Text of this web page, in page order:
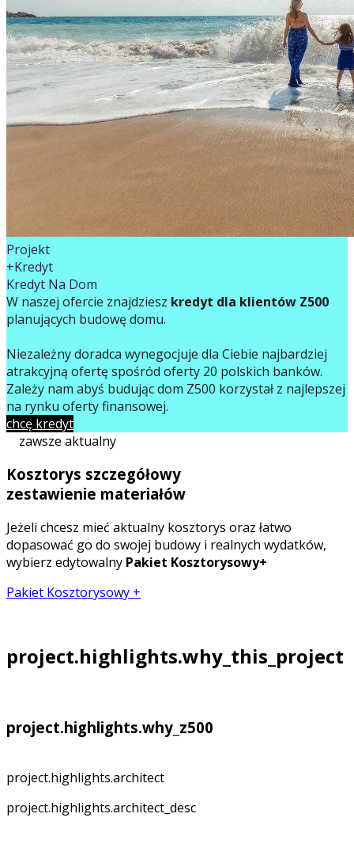
Projekt
+Kredyt
Kredyt Na Dom
W naszej ofercie znajdziesz kredyt dla klientów Z500
planujących budowę domu.
Niezależny doradca wynegocjuje dla Ciebie najbardziej
atrakcyjną ofertę spośród oferty 20 polskich banków.
Zależy nam abyś budując dom Z500 korzystał z najlepszej
na rynku oferty finansowej.
chcę kredyt
zawsze aktualny
Kosztorys szczegółowy
zestawienie materiałów
Jeżeli chcesz mieć aktualny kosztorys oraz łatwo
dopasować go do swojej budowy i realnych wydatków,
wybierz edytowalny Pakiet Kosztorysowy+
Pakiet Kosztorysowy +
project.highlights.why_this_project
project.highlights.why_z500
project.highlights.architect
project.highlights.architect_desc